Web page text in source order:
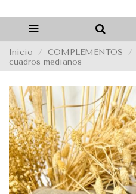
Inicio COMPLEMENTOS
cuadros medianos